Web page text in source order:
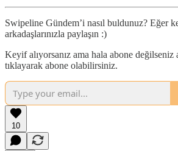
Swipeline Gündem’i nasıl buldunuz? Eğer
arkadaşlarınızla paylaşın :)
Keyif alıyorsanız ama hala abone değilseniz
tıklayarak abone olabilirsiniz.
10